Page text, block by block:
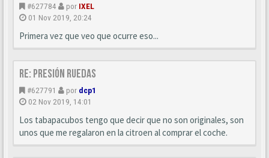
#627784 por IXEL
01 Nov 2019, 20:24
Primera vez que veo que ocurre eso...
Re: Presión ruedas
#627791 por dcp1
02 Nov 2019, 14:01
Los tabapacubos tengo que decir que no son originales, son
unos que me regalaron en la citroen al comprar el coche.